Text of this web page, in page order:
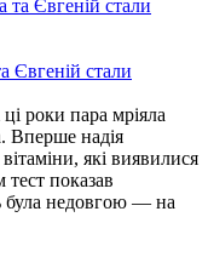
Євгеній стали
роки пара мріяла
Вперше надія
які виявилися
показав
була недовгою — на